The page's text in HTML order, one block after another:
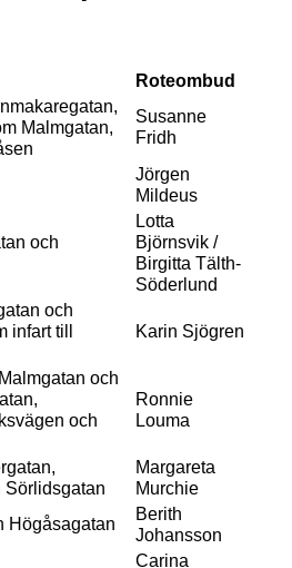
Roteombud
Malmgatan,
Susanne
Fridh
Jörgen
Mildeus
och
Lotta
Björnsvik /
Birgitta Tälth-
Söderlund
och
infart till
Karin Sjögren
och
och
Ronnie
Louma
Sörlidsgatan
Margareta
Murchie
Högåsagatan
Berith
Johansson
Carina